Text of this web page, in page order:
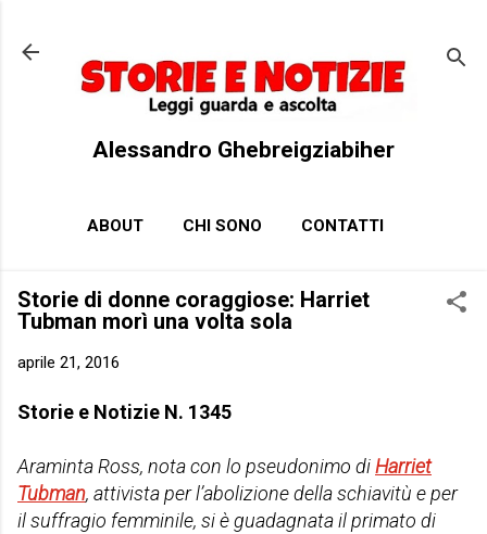
Alessandro Ghebreigziabiher
ABOUT CHI SONO CONTATTI
Storie di donne coraggiose: Harriet
Tubman morì una volta sola
aprile 21, 2016
Storie e Notizie N. 1345
Araminta Ross, nota con lo pseudonimo diHarriet
Tubman, attivista per l’abolizione della schiavitù e per
il suffragio femminile, si è guadagnata il primato di